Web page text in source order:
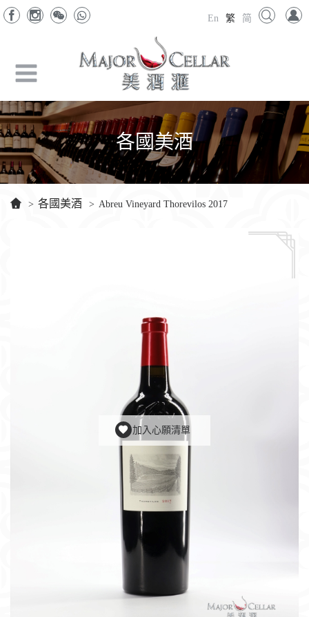
En 繁 简
各國美酒
> 各國美酒 > Abreu Vineyard Thorevilos 2017
加入心願清單